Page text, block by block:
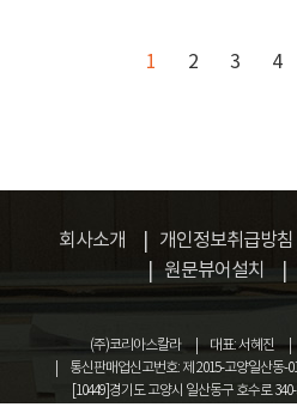
Statistical analysis
the time of shipment at
HMB40 and HMB80 at
most effective.
서 총채벌레 방제전략은 6
1 2 3 4
회사소개 개인정보취급방침
원문뷰어설치
(주)코리아스칼라 대표: 서혜진
통신판매업신고번호: 제 2015-고양일산동-
[10449]경기도 고양시 일산동구 호수로